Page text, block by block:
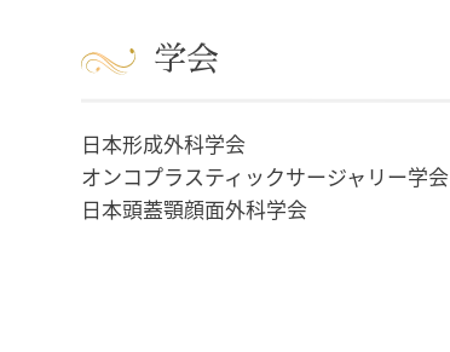
学会
日本形成外科学会
オンコプラスティックサージャリー学会
日本頭蓋顎顔面外科学会